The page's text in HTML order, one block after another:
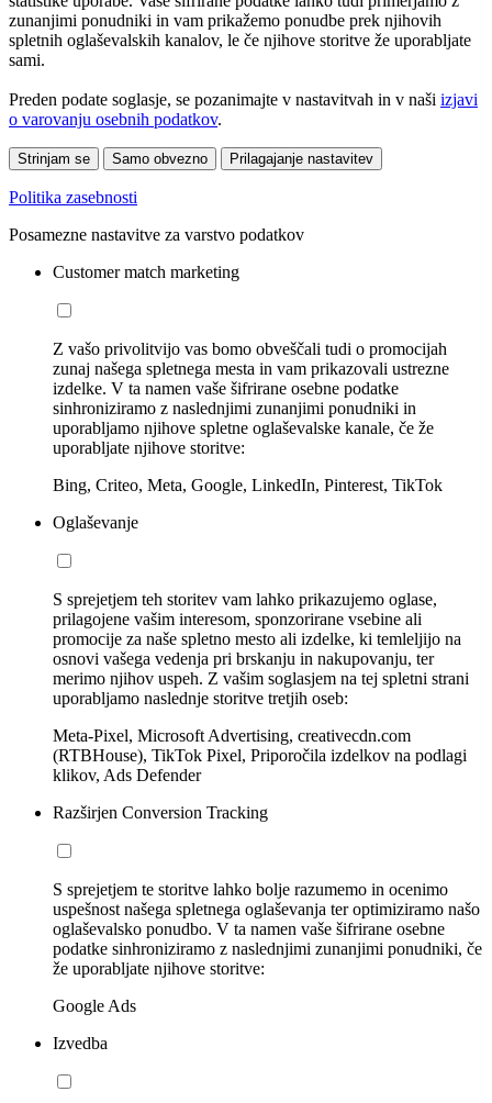
zunanjimi ponudniki in vam prikažemo ponudbe prek njihovih
spletnih oglaševalskih kanalov, le če njihove storitve že uporabljate
sami.
Preden podate soglasje, se pozanimajte v nastavitvah in v naši izjavi
o varovanju osebnih podatkov.
Strinjam se Samo obvezno Prilagajanje nastavitev
Politika zasebnosti
Posamezne nastavitve za varstvo podatkov
Customer match marketing
Z vašo privolitvijo vas bomo obveščali tudi o promocijah
zunaj našega spletnega mesta in vam prikazovali ustrezne
izdelke. V ta namen vaše šifrirane osebne podatke
sinhroniziramo z naslednjimi zunanjimi ponudniki in
uporabljamo njihove spletne oglaševalske kanale, če že
uporabljate njihove storitve:
Bing, Criteo, Meta, Google, LinkedIn, Pinterest, TikTok
Oglaševanje
S sprejetjem teh storitev vam lahko prikazujemo oglase,
prilagojene vašim interesom, sponzorirane vsebine ali
promocije za naše spletno mesto ali izdelke, ki temleljijo na
osnovi vašega vedenja pri brskanju in nakupovanju, ter
merimo njihov uspeh. Z vašim soglasjem na tej spletni strani
uporabljamo naslednje storitve tretjih oseb:
Meta-Pixel, Microsoft Advertising, creativecdn.com
(RTBHouse), TikTok Pixel, Priporočila izdelkov na podlagi
klikov, Ads Defender
Razširjen Conversion Tracking
S sprejetjem te storitve lahko bolje razumemo in ocenimo
uspešnost našega spletnega oglaševanja ter optimiziramo našo
oglaševalsko ponudbo. V ta namen vaše šifrirane osebne
podatke sinhroniziramo z naslednjimi zunanjimi ponudniki, če
že uporabljate njihove storitve:
Google Ads
Izvedba